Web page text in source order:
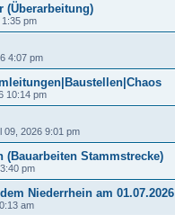
(Überarbeitung)
pm
4:07 pm
10:14 pm
09, 2026 9:01 pm
(Bauarbeiten Stammstrecke)
pm
Niederrhein am 01.07.2026
am